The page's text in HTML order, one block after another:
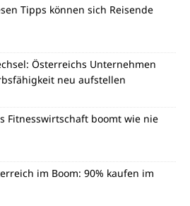
Tipps können sich Reisende
Österreichs Unternehmen
neu aufstellen
Fitnesswirtschaft boomt wie nie
im Boom: 90% kaufen im